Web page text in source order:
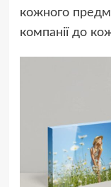
кожного
компанії до